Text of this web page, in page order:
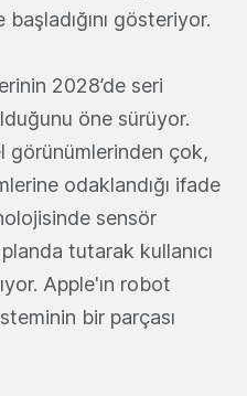
gösteriyor.
2028’de seri
öne sürüyor.
görünümlerinden çok,
odaklandığı ifade
sensör
planda tutarak kullanıcı
Apple'ın robot
bir parçası